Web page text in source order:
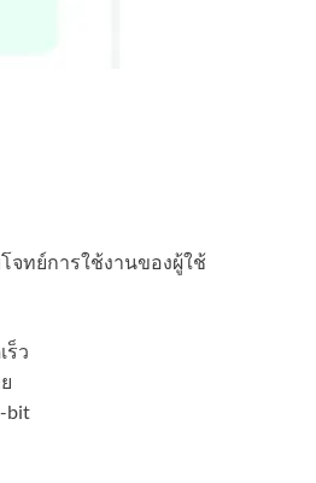
จทย์การใช้งานของผู้ใช้
ร็ว
bit